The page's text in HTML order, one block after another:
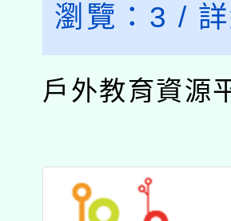
瀏覽： 3 /
戶外教育資源